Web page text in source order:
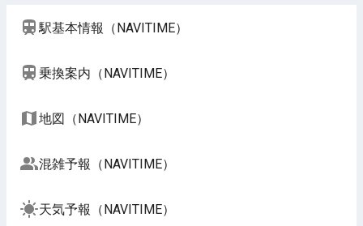
駅基本情報（NAVITIME）
乗換案内（NAVITIME）
地図（NAVITIME）
混雑予報（NAVITIME）
天気予報（NAVITIME）